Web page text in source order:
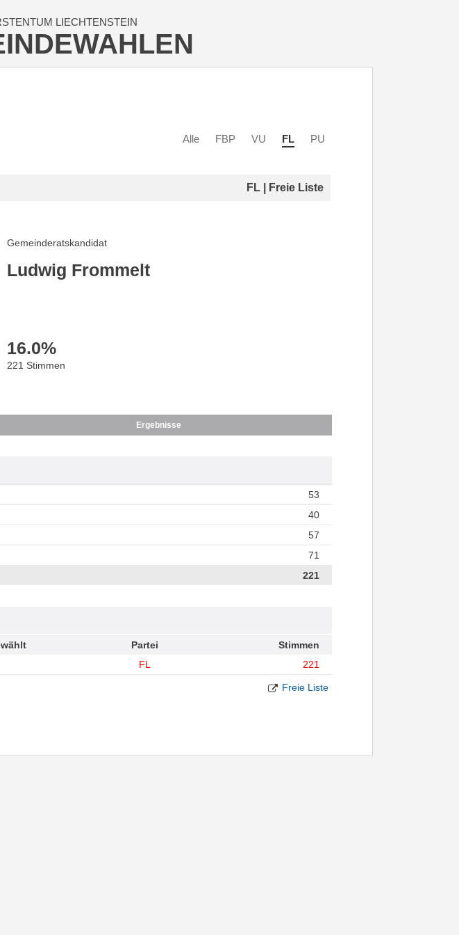
LIECHTENSTEIN
Alle FBP VU FL PU
FL | Freie Liste
Gemeinderatskandidat
Ludwig Frommelt
16.0%
221 Stimmen
Ergebnisse
53
40
57
71
221
Partei
Stimmen
FL 221
Freie Liste